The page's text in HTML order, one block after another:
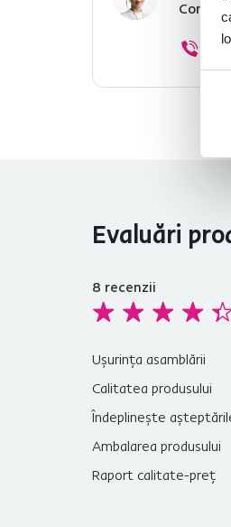
Evaluări
8 recenzii
Ușurința asamblării
Calitatea produsului
Îndeplinește
Ambalarea produsului
Raport calitate-preț